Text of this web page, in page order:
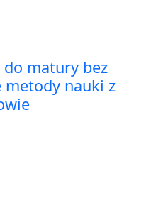
do matury bez
metody nauki z